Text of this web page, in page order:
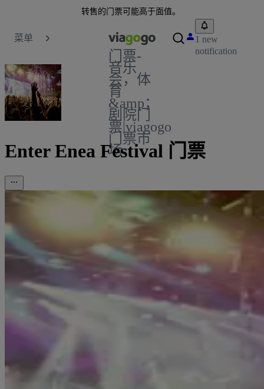
转售的门票可能高于面值。
菜单
门票-
音乐
会，体
育
&amp；
剧院门
票|viagogo
门票市
场
1 new
notification
Enter Enea Festival 门票